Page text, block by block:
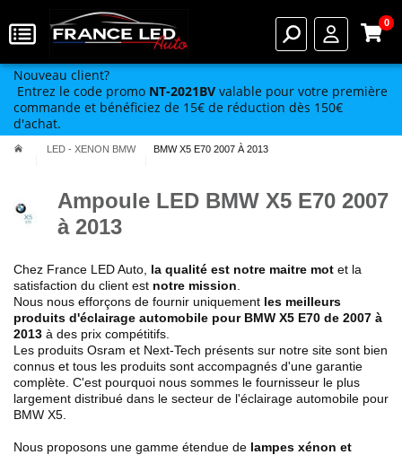
0
Nouveau client?
Entrez le code promo NT-2021BV valable pour votre première
commande et bénéficiez de 15€ de réduction dès 150€
d'achat.
LED - XENON BMW BMW X5 E70 2007 À 2013
Ampoule LED BMW X5 E70 2007
à 2013
Chez France LED Auto, la qualité est notre maitre mot et la
satisfaction du client est notre mission
Nous nous efforçons de fournir uniquement les meilleurs
produits d'éclairage automobile pour BMW X5 E70 de 2007 à
2013 à des prix compétitifs.
Les produits Osram et Next-Tech présents sur notre site sont bien
connus et tous les produits sont accompagnés d'une garantie
complète. C'est pourquoi nous sommes le fournisseur le plus
largement distribué dans le secteur de l'éclairage automobile pour
BMW X5.
Nous proposons une gamme étendue de lampes xénon et